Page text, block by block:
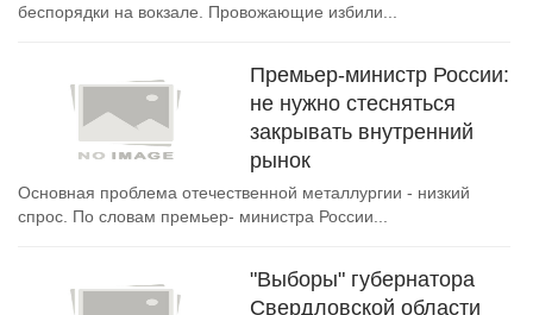
беспорядки на вокзале. Провожающие избили...
Премьер-министр России:
не нужно стесняться
закрывать внутренний
рынок
Основная проблема отечественной металлургии - низкий
спрос. По словам премьер- министра России...
"Выборы" губернатора
Свердловской области